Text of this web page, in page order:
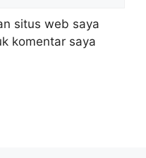
situs web saya
komentar saya